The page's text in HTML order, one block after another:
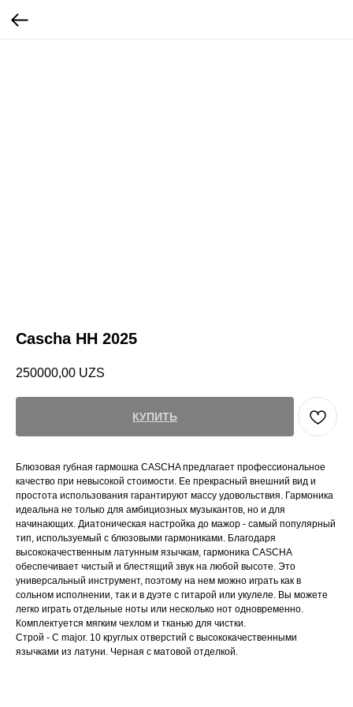
Cascha HH 2025
250000,00 UZS
КУПИТЬ
Блюзовая губная гармошка CASCHA предлагает профессиональное
качество при невысокой стоимости. Ее прекрасный внешний вид и
простота использования гарантируют массу удовольствия. Гармоника
идеальна не только для амбициозных музыкантов, но и для
начинающих. Диатоническая настройка до мажор - самый популярный
тип, используемый с блюзовыми гармониками. Благодаря
высококачественным латунным язычкам, гармоника CASCHA
обеспечивает чистый и блестящий звук на любой высоте. Это
универсальный инструмент, поэтому на нем можно играть как в
сольном исполнении, так и в дуэте с гитарой или укулеле. Вы можете
легко играть отдельные ноты или несколько нот одновременно.
Комплектуется мягким чехлом и тканью для чистки.
Cтрой - C major. 10 круглых отверстий с высококачественными
язычками из латуни. Черная с матовой отделкой.